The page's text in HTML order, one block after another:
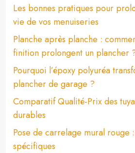
Les bonnes pratiques pour
vie de vos menuiseries
Planche après planche :
finition prolongent un plancher
Pourquoi l’époxy polyuréa
plancher de garage ?
Comparatif Qualité-Prix des
durables
Pose de carrelage mural rouge
spécifiques